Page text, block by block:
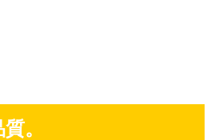
。